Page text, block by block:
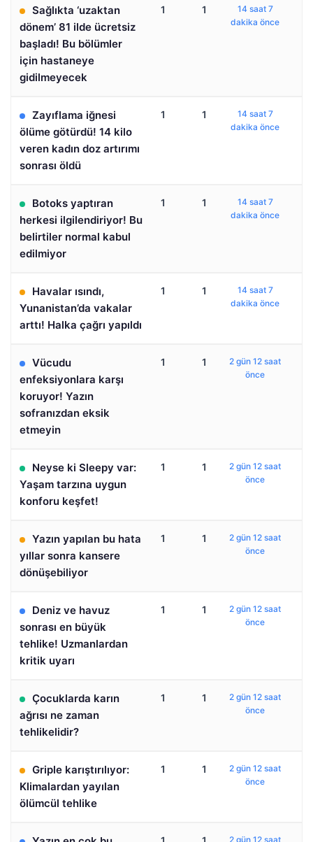
Sağlıkta ‘uzaktan
dönem’ 81 ilde ücretsiz
başladı! Bu bölümler
için hastaneye
gidilmeyecek
1 1
14 saat 7
dakika önce
Zayıflama iğnesi
ölüme götürdü! 14 kilo
veren kadın doz artırımı
sonrası öldü
1 1
14 saat 7
dakika önce
Botoks yaptıran
herkesi ilgilendiriyor! Bu
belirtiler normal kabul
edilmiyor
1 1
14 saat 7
dakika önce
Havalar ısındı,
Yunanistan’da vakalar
arttı! Halka çağrı yapıldı
1 1
14 saat 7
dakika önce
Vücudu
enfeksiyonlara karşı
koruyor! Yazın
sofranızdan eksik
etmeyin
1 1
2 gün 12 saat
önce
Neyse ki Sleepy var:
Yaşam tarzına uygun
konforu keşfet!
1 1
2 gün 12 saat
önce
Yazın yapılan bu hata
yıllar sonra kansere
dönüşebiliyor
1 1
2 gün 12 saat
önce
Deniz ve havuz
sonrası en büyük
tehlike! Uzmanlardan
kritik uyarı
1 1
2 gün 12 saat
önce
Çocuklarda karın
ağrısı ne zaman
tehlikelidir?
1 1
2 gün 12 saat
önce
Griple karıştırılıyor:
Klimalardan yayılan
ölümcül tehlike
1 1
2 gün 12 saat
önce
2 gün 12 saat